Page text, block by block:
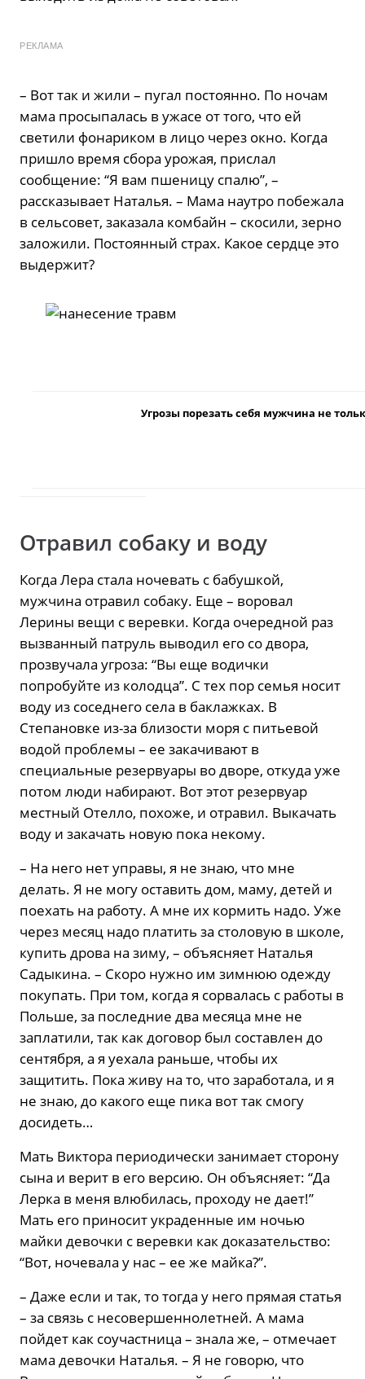
РЕКЛАМА
– Вот так и жили – пугал постоянно. По ночам
мама просыпалась в ужасе от того, что ей
светили фонариком в лицо через окно. Когда
пришло время сбора урожая, прислал
сообщение: “Я вам пшеницу спалю”, –
рассказывает Наталья. – Мама наутро побежала
в сельсовет, заказала комбайн – скосили, зерно
заложили. Постоянный страх. Какое сердце это
выдержит?
Угрозы порезать себя мужчина не
Отравил собаку и воду
Когда Лера стала ночевать с бабушкой,
мужчина отравил собаку. Еще – воровал
Лерины вещи с веревки. Когда очередной раз
вызванный патруль выводил его со двора,
прозвучала угроза: “Вы еще водички
попробуйте из колодца”. С тех пор семья носит
воду из соседнего села в баклажках. В
Степановке из-за близости моря с питьевой
водой проблемы – ее закачивают в
специальные резервуары во дворе, откуда уже
потом люди набирают. Вот этот резервуар
местный Отелло, похоже, и отравил. Выкачать
воду и закачать новую пока некому.
– На него нет управы, я не знаю, что мне
делать. Я не могу оставить дом, маму, детей и
поехать на работу. А мне их кормить надо. Уже
через месяц надо платить за столовую в школе,
купить дрова на зиму, – объясняет Наталья
Садыкина. – Скоро нужно им зимнюю одежду
покупать. При том, когда я сорвалась с работы в
Польше, за последние два месяца мне не
заплатили, так как договор был составлен до
сентября, а я уехала раньше, чтобы их
защитить. Пока живу на то, что заработала, и я
не знаю, до какого еще пика вот так смогу
досидеть…
Мать Виктора периодически занимает сторону
сына и верит в его версию. Он объясняет: “Да
Лерка в меня влюбилась, проходу не дает!”
Мать его приносит украденные им ночью
майки девочки с веревки как доказательство:
“Вот, ночевала у нас – ее же майка?”.
– Даже если и так, то тогда у него прямая статья
– за связь с несовершеннолетней. А мама
пойдет как соучастница – знала же, – отмечает
мама девочки Наталья. – Я не говорю, что